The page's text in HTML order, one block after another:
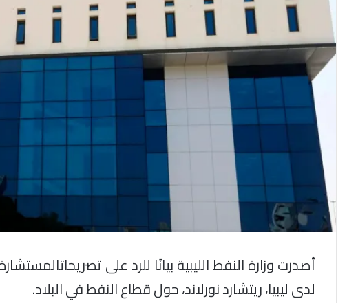
أصدرت وزارة النفط الليبية بيانًا للرد على
لدى ليبيا، ريتشارد نورلاند، حول قطاع النفط في البلاد.